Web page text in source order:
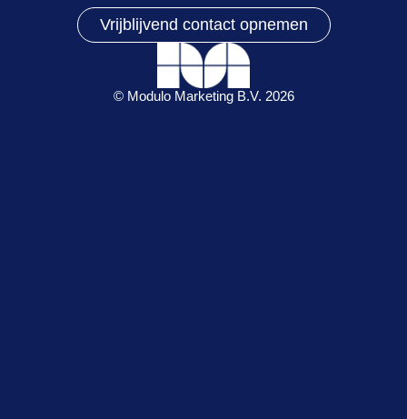
Vrijblijvend contact opnemen
© Modulo Marketing B.V. 2026